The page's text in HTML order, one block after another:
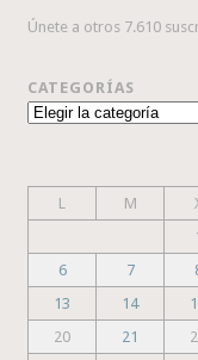
Únete a otros 7.610
CATEGORÍAS
Categorías
L
M
6
7
13
14
20
21